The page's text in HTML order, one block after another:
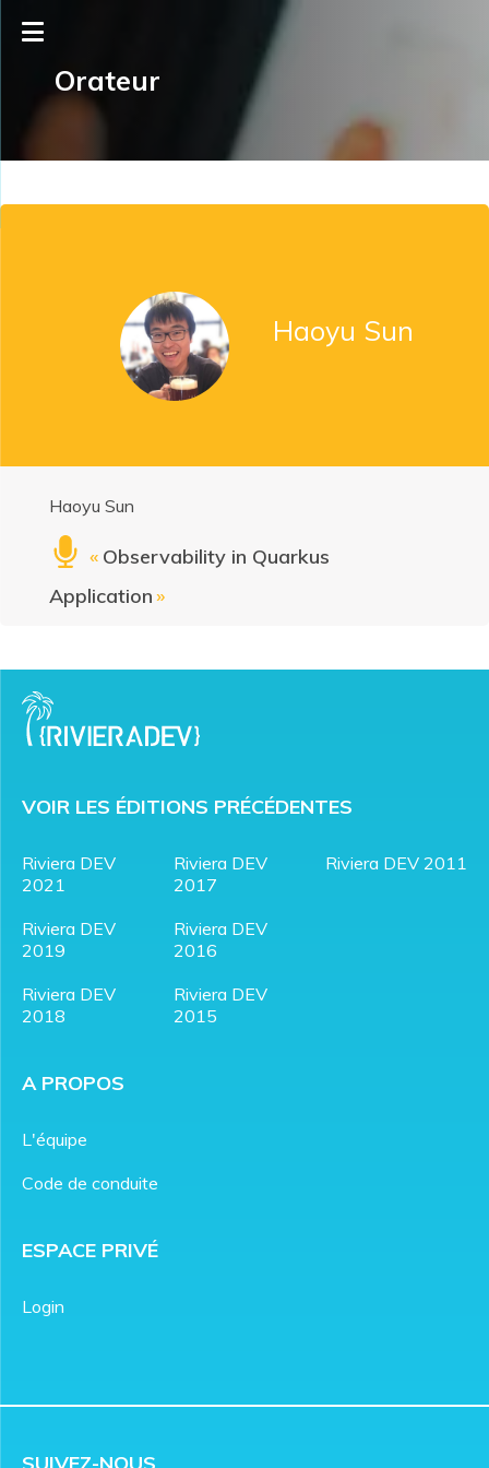
Orateur
Haoyu Sun
Haoyu Sun
« Observability in Quarkus
Application»
VOIR LES ÉDITIONS PRÉCÉDENTES
Riviera DEV
2021
Riviera DEV
2019
Riviera DEV
2018
Riviera DEV
2017
Riviera DEV
2016
Riviera DEV
2015
Riviera DEV 2011
A PROPOS
L'équipe
Code de conduite
ESPACE PRIVÉ
Login